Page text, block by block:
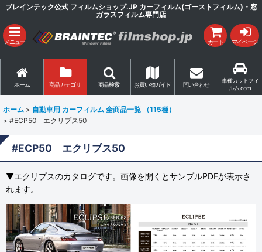
ブレインテック公式 フィルムショップ.JP カーフィルム(ゴーストフィルム)・窓
ガラスフィルム専門店
メニュー カート マイページ
ホーム 商品カテゴリ 商品検索 お買い物ガイド 問い合わせ
車種カットフィ
ルム.com
ホーム > 自動車用 カーフィルム 全商品一覧 （115種）
> #ECP50 エクリプス50
#ECP50 エクリプス50
▼エクリプスのカタログです。画像を開くとサンプルPDFが表示さ
れます。